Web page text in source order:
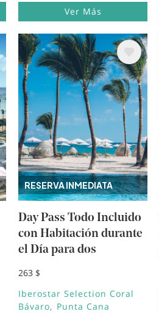
Ver Más
RESERVA INMEDIATA
Image
Day Pass Todo Incluido
con Habitación durante
el Día para dos
263 $
Iberostar Selection Coral
Bávaro
Punta Cana